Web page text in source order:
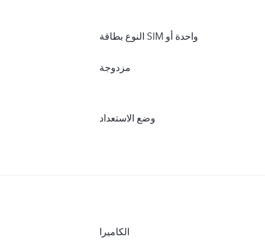
النوع بطاقة SIM واحدة أو
مزدوجة
وضع الاستعداد
الكاميرا